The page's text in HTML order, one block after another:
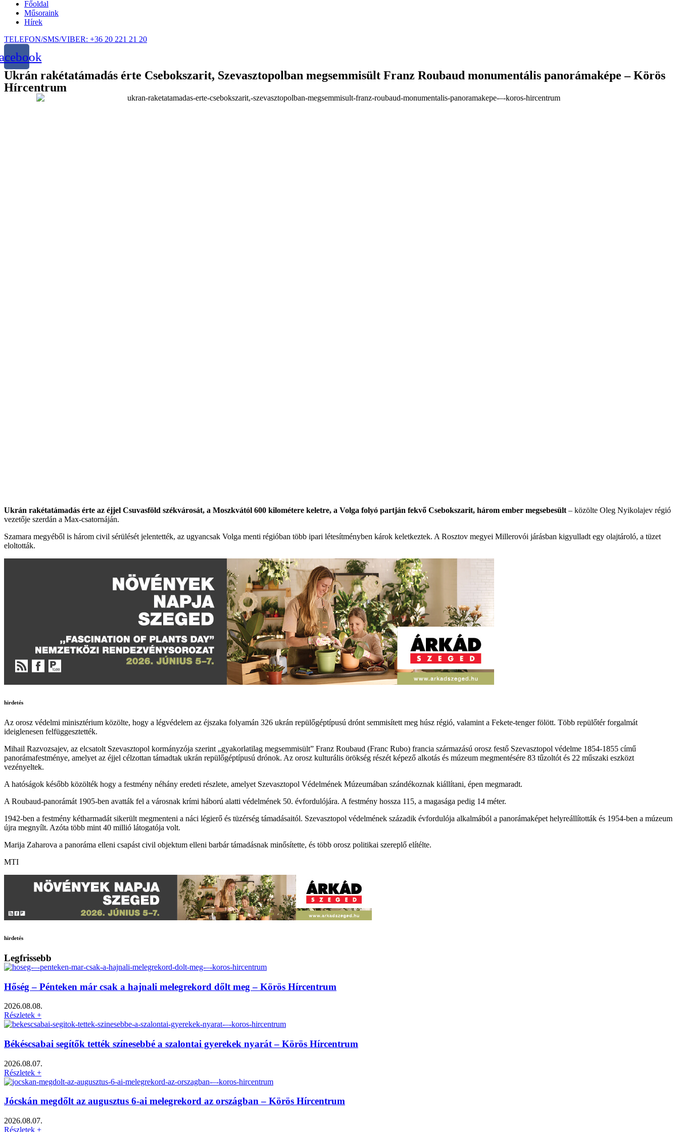
Főoldal
Műsoraink
Hírek
TELEFON/SMS/VIBER: +36 20 221 21 20
Ukrán rakétatámadás érte Csebokszarit, Szevasztopolban megsemmisült Franz Roubaud monumentális panorámaképe – Körös
Hírcentrum
Ukrán rakétatámadás érte az éjjel Csuvasföld székvárosát, a Moszkvától 600 kilométere keletre, a Volga folyó partján fekvő Csebokszarit, három ember megsebesült – közölte Oleg Nyikolajev régió
vezetője szerdán a Max-csatornáján.
Szamara megyéből is három civil sérülését jelentették, az ugyancsak Volga menti régióban több ipari létesítményben károk keletkeztek. A Rosztov megyei Millerovói járásban kigyulladt egy olajtároló, a tüzet
eloltották.
hirdetés
Az orosz védelmi minisztérium közölte, hogy a légvédelem az éjszaka folyamán 326 ukrán repülőgéptípusú drónt semmisített meg húsz régió, valamint a Fekete-tenger fölött. Több repülőtér forgalmát
ideiglenesen felfüggesztették.
Mihail Razvozsajev, az elcsatolt Szevasztopol kormányzója szerint „gyakorlatilag megsemmisült” Franz Roubaud (Franc Rubo) francia származású orosz festő Szevasztopol védelme 1854-1855 című
panorámafestménye, amelyet az éjjel célzottan támadtak ukrán repülőgéptípusú drónok. Az orosz kulturális örökség részét képező alkotás és múzeum megmentésére 83 tűzoltót és 22 műszaki eszközt
vezényeltek.
A hatóságok később közölték hogy a festmény néhány eredeti részlete, amelyet Szevasztopol Védelmének Múzeumában szándékoznak kiállítani, épen megmaradt.
A Roubaud-panorámát 1905-ben avatták fel a városnak krími háború alatti védelmének 50. évfordulójára. A festmény hossza 115, a magasága pedig 14 méter.
1942-ben a festmény kétharmadát sikerült megmenteni a náci légierő és tüzérség támadásaitól. Szevasztopol védelmének századik évfordulója alkalmából a panorámaképet helyreállították és 1954-ben a múzeum
újra megnyílt. Azóta több mint 40 millió látogatója volt.
Marija Zaharova a panoráma elleni csapást civil objektum elleni barbár támadásnak minősítette, és több orosz politikai szereplő elítélte.
MTI
hirdetés
Legfrissebb
Hőség – Pénteken már csak a hajnali melegrekord dőlt meg – Körös Hírcentrum
2026.08.08.
Részletek +
Békéscsabai segítők tették színesebbé a szalontai gyerekek nyarát – Körös Hírcentrum
2026.08.07.
Részletek +
Jócskán megdőlt az augusztus 6-ai melegrekord az országban – Körös Hírcentrum
2026.08.07.
Részletek +